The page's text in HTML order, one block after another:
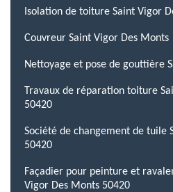
Isolation de toiture Saint Vigor
Couvreur Saint Vigor Des Monts
Nettoyage et pose de gouttière
Travaux de réparation toiture
50420
Société de changement de tuile
50420
Façadier pour peinture et
Vigor Des Monts 50420